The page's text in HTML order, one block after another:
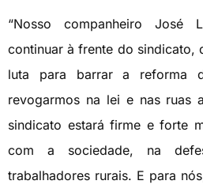
“Nosso companheiro José
continuar à frente do sindicato,
luta para barrar a reforma
revogarmos na lei e nas ruas
sindicato estará firme e forte
com a sociedade, na
trabalhadores rurais. E para